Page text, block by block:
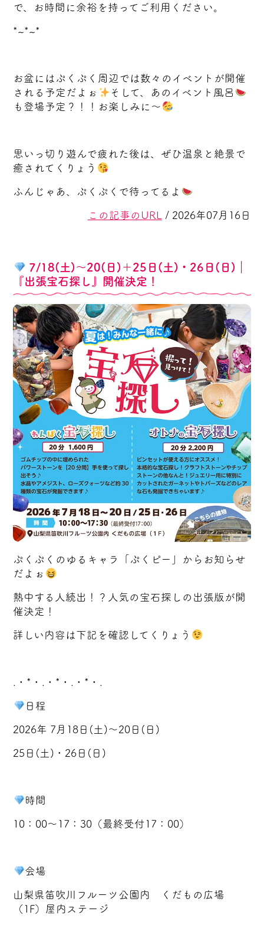
で、お時間に余裕を持ってご利用ください。
*~*~*
お盆にはぷくぷく周辺では数々のイベントが開催
される予定だよぉ
そして、あのイベント風呂
も登場予定？！！お楽しみに～
思いっ切り遊んで疲れた後は、ぜひ温泉と絶景で
癒されてくりょう
ふんじゃあ、ぷくぷくで待ってるよ
この記事のURL / 2026年07月16日
7/18(土)～20(日)＋25日(土)・26日(日)｜
『出張宝石探し』開催決定！
ぷくぷくのゆるキャラ「ぷくピー」からお知らせ
だよぉ
熱中する人続出！？人気の宝石探しの出張版が開
催決定！
詳しい内容は下記を確認してくりょう
.・*・.・*・.・*・.
日程
2026年 7月18日(土)～20日(日)
25日(土)・26日(日)
時間
10：00～17：30（最終受付17：00）
会場
山梨県笛吹川フルーツ公園内 くだもの広場
（1F）屋内ステージ